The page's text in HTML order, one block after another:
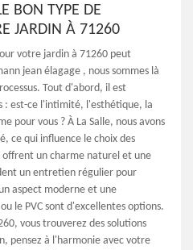
BON TYPE DE
JARDIN À 71260
votre jardin à 71260 peut
jean élagage , nous sommes là
Tout d'abord, il est
: est-ce l'intimité, l'esthétique, la
pour vous ? À La Salle, nous avons
ce qui influence le choix des
offrent un charme naturel et une
un entretien régulier pour
aspect moderne et une
le PVC sont d'excellentes options.
vous trouverez des solutions
pensez à l'harmonie avec votre